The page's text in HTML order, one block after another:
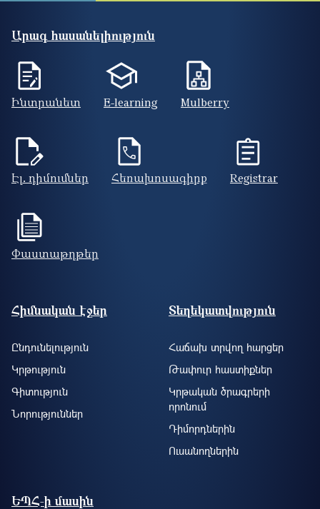
Արագ հասանելիություն
Ինտրանետ E-learning Mulberry
Էլ. դիմումներ Հեռախոսագիրք Registrar
Փաստաթղթեր
Footer site information
Հիմնական էջեր
Ընդունելություն
Կրթություն
Գիտություն
Նորություններ
Տեղեկատվություն
Հաճախ տրվող հարցեր
Թափուր հաստիքներ
Կրթական ծրագրերի
որոնում
Դիմորդներին
Ուսանողներին
ԵՊՀ-ի մասին